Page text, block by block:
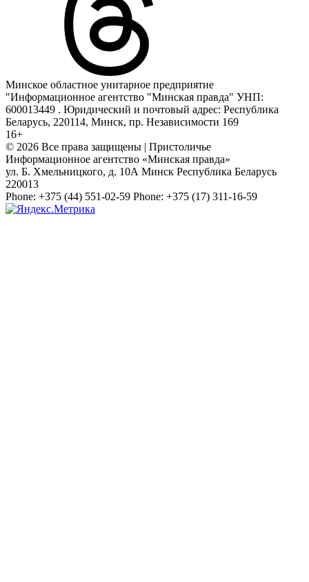
Минское областное унитарное предприятие
"Информационное агентство "Минская правда" УНП:
600013449 . Юридический и почтовый адрес: Республика
Беларусь, 220114, Минск, пр. Независимости 169
16+
© 2026 Все права защищены | Пристоличье
Информационное агентство «Минская правда»
ул. Б. Хмельницкого, д. 10А Минск Республика Беларусь
220013
Phone: +375 (44) 551-02-59 Phone: +375 (17) 311-16-59